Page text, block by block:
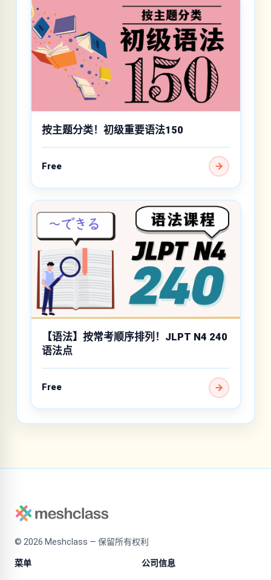
按主题分类！初级重要语法150
Free
【语法】按常考顺序排列！JLPT N4 240
语法点
Free
© 2026 Meshclass — 保留所有权利
菜单 公司信息